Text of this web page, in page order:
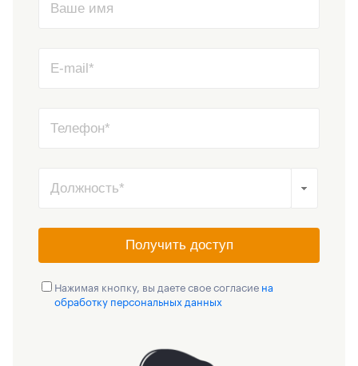
Получить доступ
Нажимая кнопку, вы даете свое согласие на
обработку персональных данных